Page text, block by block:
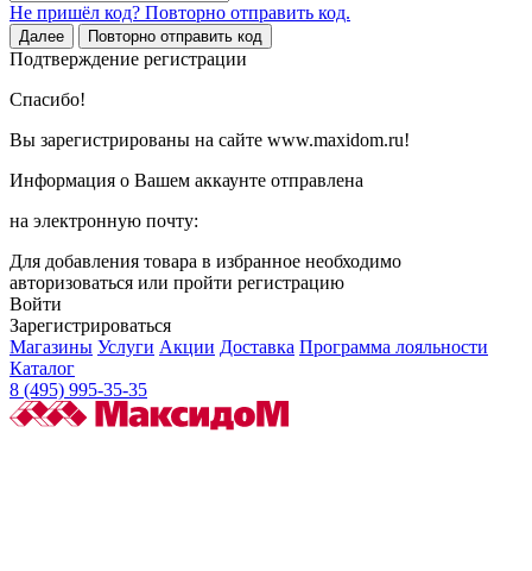
Не пришёл код? Повторно отправить код.
Далее Повторно отправить код
Подтверждение регистрации
Спасибо!
Вы зарегистрированы на сайте www.maxidom.ru!
Информация о Вашем аккаунте отправлена
на электронную почту:
Для добавления товара в избранное необходимо
авторизоваться или пройти регистрацию
Войти
Зарегистрироваться
Магазины Услуги Акции Доставка Программа лояльности
Каталог
8 (495) 995-35-35